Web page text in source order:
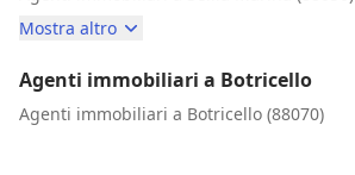
Mostra altro
Agenti immobiliari a Botricello
Agenti immobiliari a Botricello (88070)